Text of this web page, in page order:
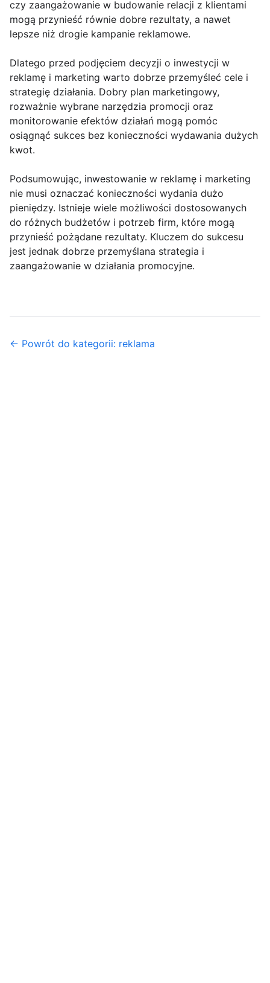
czy zaangażowanie w budowanie relacji z klientami
mogą przynieść równie dobre rezultaty, a nawet
lepsze niż drogie kampanie reklamowe.
Dlatego przed podjęciem decyzji o inwestycji w
reklamę i marketing warto dobrze przemyśleć cele i
strategię działania. Dobry plan marketingowy,
rozważnie wybrane narzędzia promocji oraz
monitorowanie efektów działań mogą pomóc
osiągnąć sukces bez konieczności wydawania dużych
kwot.
Podsumowując, inwestowanie w reklamę i marketing
nie musi oznaczać konieczności wydania dużo
pieniędzy. Istnieje wiele możliwości dostosowanych
do różnych budżetów i potrzeb firm, które mogą
przynieść pożądane rezultaty. Kluczem do sukcesu
jest jednak dobrze przemyślana strategia i
zaangażowanie w działania promocyjne.
← Powrót do kategorii: reklama